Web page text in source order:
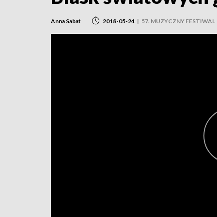
Anna Sabat 2018-05-24 | 57. MUZYCZNY FESTIWAL